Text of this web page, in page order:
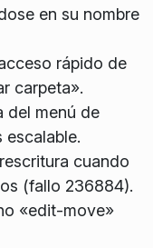
en su nombre
rápido de
carpeta».
del menú de
escalable.
cuando
(fallo 236884).
«edit-move»